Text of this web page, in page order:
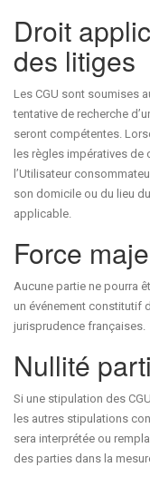
Droit
des litiges
Les CGU sont soumises
tentative de recherche
seront compétentes.
les règles impératives de
l’Utilisateur
son domicile ou du lieu
applicable.
Force
Aucune partie ne pourra
un événement constitutif
jurisprudence françaises.
Nullité
Si une stipulation des
les autres stipulations
sera interprétée ou
des parties dans la